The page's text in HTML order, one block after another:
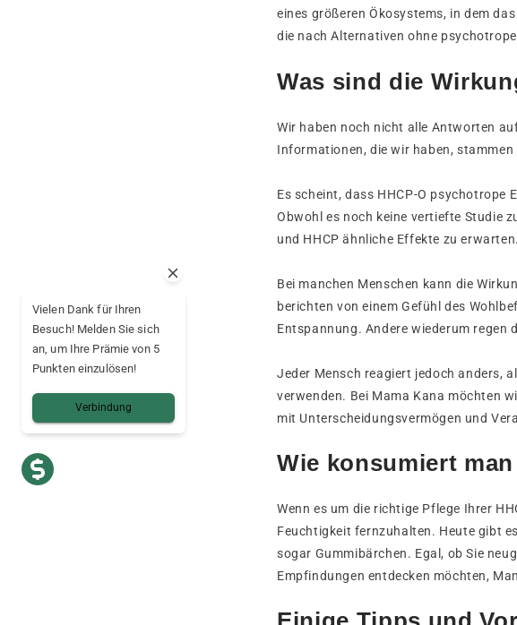
eines größeren Ökosystems, in dem das
die nach Alternativen ohne
Was sind die
Wir haben noch nicht alle Antworten
Informationen, die wir haben, stammen
Es scheint, dass HHCP-O
Obwohl es noch keine vertiefte Studie
und HHCP ähnliche Effekte zu erwarten.
Bei manchen Menschen kann die
berichten von einem Gefühl des
Entspannung. Andere wiederum
Jeder Mensch reagiert jedoch anders,
verwenden. Bei Mama Kana möchten
mit Unterscheidungsvermögen und
Wie konsumiert
Wenn es um die richtige Pflege Ihrer
Feuchtigkeit fernzuhalten. Heute gibt
sogar Gummibärchen. Egal, ob Sie
Empfindungen entdecken möchten,
Vielen Dank für Ihren
Besuch! Melden Sie sich
an, um Ihre Prämie von 5
Punkten einzulösen!
Verbindung